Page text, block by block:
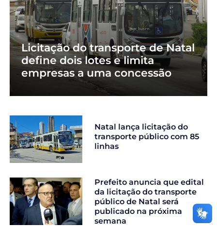
Licitação do transporte de Natal
define dois lotes e limita
empresas a uma concessão
Natal lança licitação do
transporte público com 85
linhas
Prefeito anuncia que edital
da licitação do transporte
público de Natal será
publicado na próxima
semana